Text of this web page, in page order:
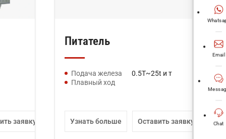
заявку
Питатель
Подача железа
0.5T~25t и т
Плавный ход
Узнать больше Оставить заявку
Email
Chat